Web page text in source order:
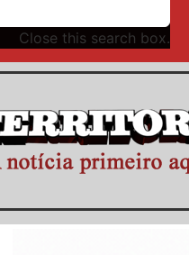
Close this search box.